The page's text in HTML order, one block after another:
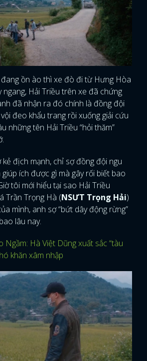
ồn ào thì xe đò đi từ Hưng Hòa
ngang, Hải Triều trên xe đã chứng
đã nhận ra đó chính là đồng đội
đeo khẩu trang rồi xuống giải cứu
những tên Hải Triều “hỏi thăm”
địch mạnh, chỉ sợ đồng đội ngu
ích được gì mà gây rối biết bao
tôi mới hiểu tại sao Hải Triều
Trần Trọng Hà (NSƯT Trọng Hải)
mình, anh sợ “bứt dây động rừng”
lâu nay.
Ngầm: Hà Việt Dũng xuất sắc “tàu
khăn xâm nhập